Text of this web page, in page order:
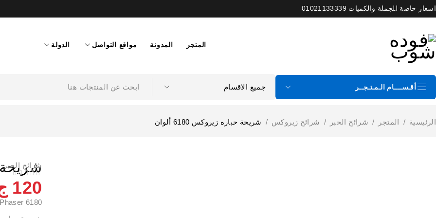
اسعار خاصة للجملة والكميات 01021133339
المتجر المدونة مواقع التواصل الدولة
أقـســــام الـمـتـجــر
الرئيسية / المتجر / شرائح الحبر / شرائح زيروكس / شريحة حباره زيروكس 6180 ألوان
شرائح الحبر, شريحة
120
6180